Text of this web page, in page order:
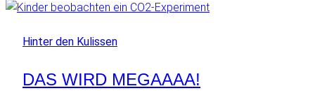
Hinter den Kulissen
DAS WIRD MEGAAAA!